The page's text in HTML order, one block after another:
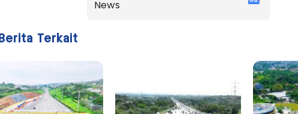
News
Berita Terkait